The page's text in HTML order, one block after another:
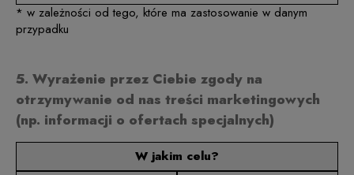
* w zależności od tego, które ma zastosowanie w danym
przypadku
5. Wyrażenie przez Ciebie zgody na
otrzymywanie od nas treści marketingowych
(np. informacji o ofertach specjalnych)
W jakim celu?